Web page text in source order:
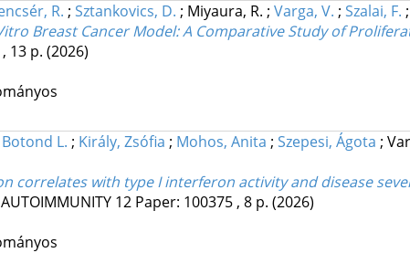
R. ; Sztankovics, D. ; Miyaura, R. ; Varga, V. ; Szalai, F. ;
Breast Cancer Model: A Comparative Study of
13 p. (2026)
L. ; Király, Zsófia ; Mohos, Anita ; Szepesi, Ágota ;
correlates with type I interferon activity and disease
12 Paper: 100375 , 8 p. (2026)